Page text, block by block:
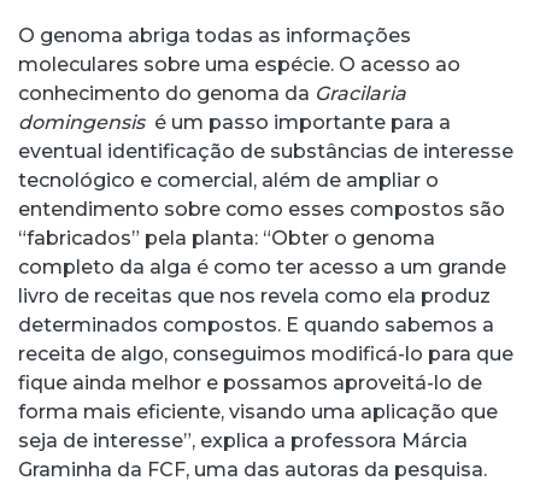
O genoma abriga todas as informações
moleculares sobre uma espécie. O acesso ao
conhecimento do genoma da Gracilaria
domingensisé um passo importante para a
eventual identificação de substâncias de interesse
tecnológico e comercial, além de ampliar o
entendimento sobre como esses compostos são
“fabricados” pela planta: “Obter o genoma
completo da alga é como ter acesso a um grande
livro de receitas que nos revela como ela produz
determinados compostos. E quando sabemos a
receita de algo, conseguimos modificá-lo para que
fique ainda melhor e possamos aproveitá-lo de
forma mais eficiente, visando uma aplicação que
seja de interesse”, explica a professora Márcia
Graminha da FCF, uma das autoras da pesquisa.